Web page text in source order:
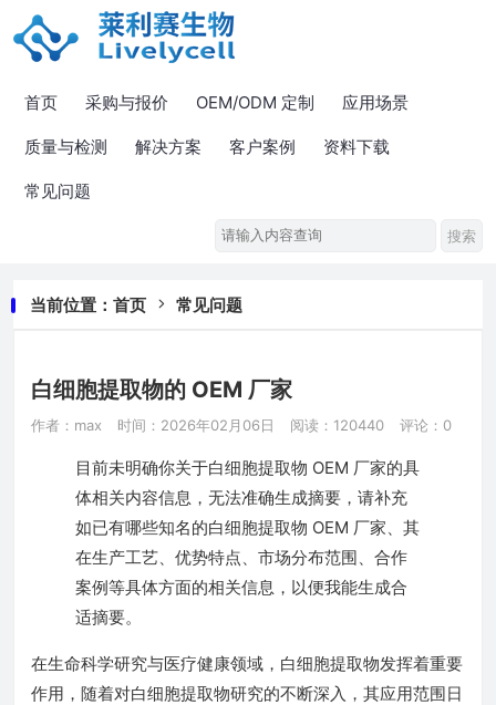
首页 采购与报价 OEM/ODM 定制 应用场景
质量与检测 解决方案 客户案例 资料下载
常见问题
当前位置： 首页 常见问题
白细胞提取物的 OEM 厂家
作者：max 时间：2026年02月06日 阅读：120440 评论：0
目前未明确你关于白细胞提取物 OEM 厂家的具
体相关内容信息，无法准确生成摘要，请补充
如已有哪些知名的白细胞提取物 OEM 厂家、其
在生产工艺、优势特点、市场分布范围、合作
案例等具体方面的相关信息，以便我能生成合
适摘要。
在生命科学研究与医疗健康领域，白细胞提取物发挥着重要
作用，随着对白细胞提取物研究的不断深入，其应用范围日